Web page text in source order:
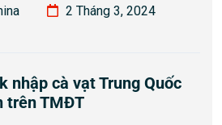
2 Tháng 3, 2024
nhập cà vạt Trung Quốc
trên TMĐT